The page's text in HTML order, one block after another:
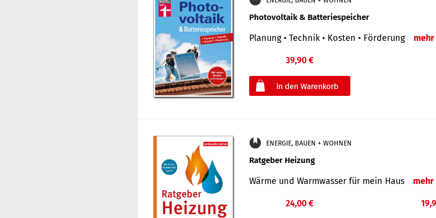
Photovoltaik & Batteriespeicher
Planung • Technik • Kosten • Förderung mehr
39,90 €
ENERGIE, BAUEN + WOHNEN
Ratgeber Heizung
Wärme und Warmwasser für mein Haus mehr
24,00 €